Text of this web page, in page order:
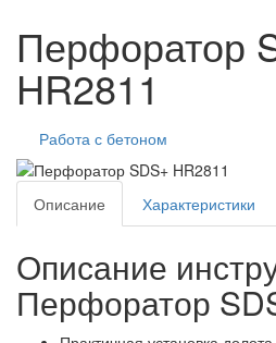
Перфоратор
HR2811
Работа с бетоном
Описание Характеристики
Описание
Перфоратор